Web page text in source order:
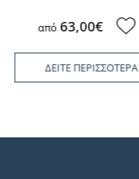
από 63,00€
ΔΕΙΤΕ ΠΕΡΙΣΣΟΤΕΡΑ